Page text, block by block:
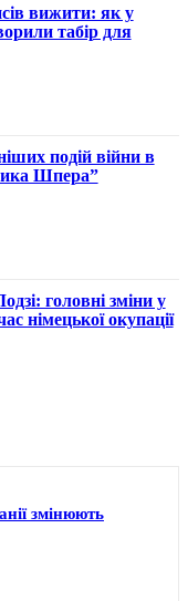
вижити: як у
табір для
подій війни в
Шпера”
головні зміни у
німецької окупації
змінюють